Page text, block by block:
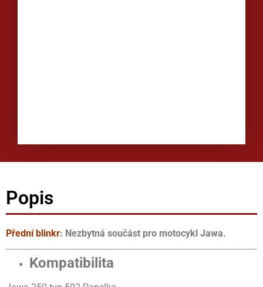
Popis
Přední blinkr: Nezbytná součást pro motocykl Jawa.
Kompatibilita